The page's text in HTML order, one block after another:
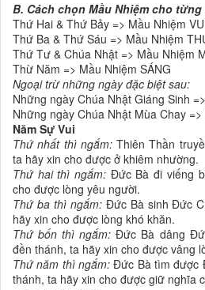
B. Cách chọn Mầu Nhiệm cho
Thứ Hai & Thứ Bảy => Mầu Nhiệm
Thứ Ba & Thứ Sáu => Mầu Nhiệm
Thứ Tư & Chúa Nhật => Mầu Nhiệm
Thừ Năm => Mầu Nhiệm SÁNG
Ngoại trừ những ngày đặc biệt sau:
Những ngày Chúa Nhật Giáng Sinh
Những ngày Chúa Nhật Mùa Chay
Năm Sự Vui
Thứ nhất thì ngắm:Thiên Thần
ta hãy xin cho được ở khiêm nhường.
Thứ hai thì ngắm: Đức Bà đi viếng
cho được lòng yêu người.
Thứ ba thì ngắm:Đức Bà sinh Đức
hãy xin cho được lòng khó khăn.
Thứ bốn thì ngắm: Đức Bà dâng
đền thánh, ta hãy xin cho được vâng
Thứ năm thì ngắm: Đức Bà tìm được
thánh, ta hãy xin cho được giữ nghĩa